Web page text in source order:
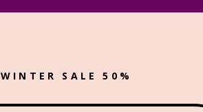
WINTER SALE 50%